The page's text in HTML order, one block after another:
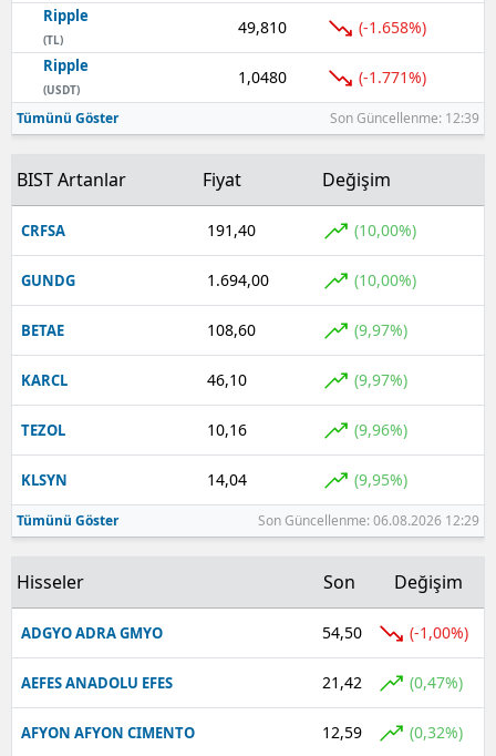
Ripple
(TL)
49,810 (-1.658%)
Ripple
(USDT)
1,0480 (-1.771%)
Tümünü Göster Son Güncellenme: 12:39
BIST Artanlar Fiyat Değişim
CRFSA 191,40 (10,00%)
GUNDG 1.694,00 (10,00%)
BETAE 108,60 (9,97%)
KARCL 46,10 (9,97%)
TEZOL 10,16 (9,96%)
KLSYN 14,04 (9,95%)
Tümünü Göster Son Güncellenme: 06.08.2026 12:29
Hisseler Son Değişim
ADGYO ADRA GMYO 54,50 (-1,00%)
AEFES ANADOLU EFES 21,42 (0,47%)
AFYON AFYON CIMENTO 12,59 (0,32%)